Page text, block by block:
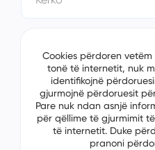
Cookies përdoren
tonë të internetit, nuk
identifikojnë
gjurmojnë përdoruesit
Pare nuk ndan asnjë
për qëllime të gjurmimit
të internetit. Duke
pranoni